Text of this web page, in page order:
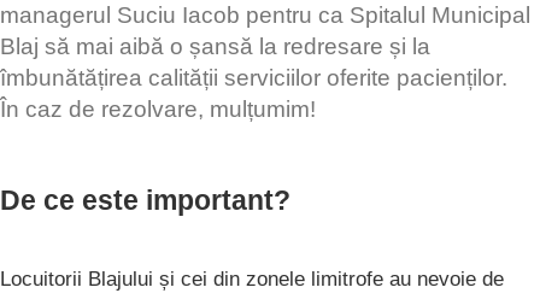
managerul Suciu Iacob pentru ca Spitalul Municipal
Blaj să mai aibă o șansă la redresare și la
îmbunătățirea calității serviciilor oferite pacienților.
În caz de rezolvare, mulțumim!
De ce este important?
Locuitorii Blajului și cei din zonele limitrofe au nevoie de